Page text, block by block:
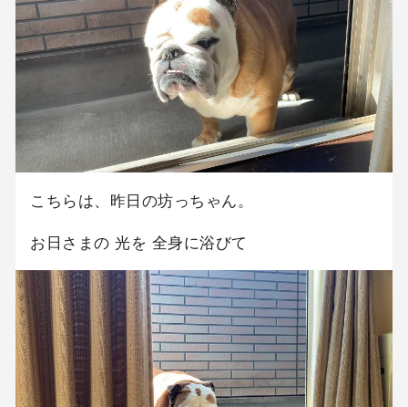
こちらは、昨日の坊っちゃん。
お日さまの 光を 全身に浴びて